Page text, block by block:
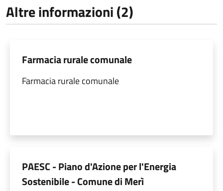
Altre informazioni (2)
Farmacia rurale comunale
Farmacia rurale comunale
PAESC - Piano d'Azione per l'Energia
Sostenibile - Comune di Merì